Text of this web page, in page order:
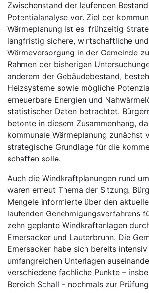
Zwischenstand der laufenden
Potentialanalyse vor. Ziel der
Wärmeplanung ist es, frühzeitig
langfristig sichere, wirtschaftliche
Wärmeversorgung in der Gemeinde
Rahmen der bisherigen
anderem der Gebäudebestand,
Heizsysteme sowie mögliche
erneuerbare Energien und
statistischer Daten betrachtet.
betonte in diesem Zusammenhang,
kommunale Wärmeplanung zunächst
strategische Grundlage für die
schaffen solle.
Auch die Windkraftplanungen rund
waren erneut Thema der Sitzung.
Mengele informierte über den
laufenden Genehmigungsverfahrens
zehn geplante Windkraftanlagen
Emersacker und Lauterbrunn. Die
Emersacker habe sich bereits
umfangreichen Unterlagen
verschiedene fachliche Punkte –
Bereich Schall – nochmals zur